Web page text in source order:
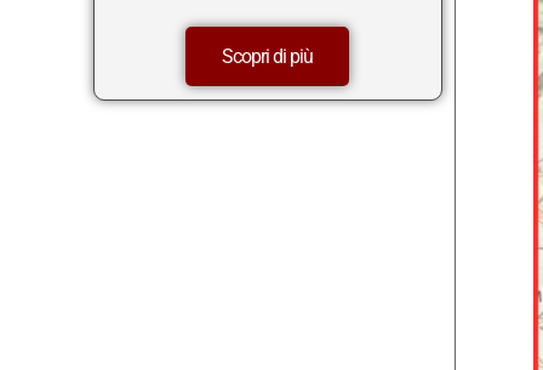
Scopri di più